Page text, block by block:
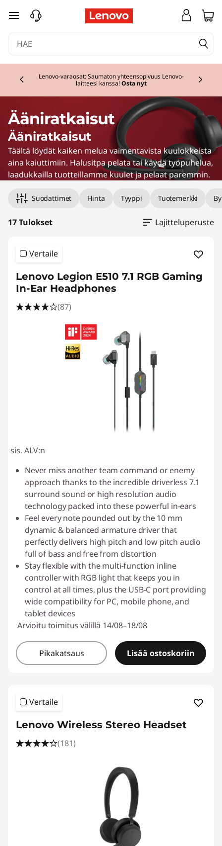
k
e
siirry pääsisältöön
Lenovo-varaosat: Saumaton yhteensopivuus Lenovo-
laitteesi kanssa!Osta nyt
Ääniratkaisut
Ääniratkaisut
Täältä löydät kaiken melua vaimentavista kuulokkeista
aina kaiuttimiin. Halusitpa pelata tai käydä työpuhelua,
laadukkailla tuotteillamme kuulet ja pelaat paremmin.
Suodattimet Hinta Tyyppi Tuotemerkki
17 Tulokset Lajitteluperuste
Vertaile
Lenovo Legion E510 7.1 RGB Gaming
In-Ear Headphones
(87)
sis. ALV:n
Never miss another team command or enemy
approach thanks to the incredible driverless 7.1
surround sound or high resolution audio
technology packed into these powerful in-ears
Feel every note pounded out by the 10 mm
dynamic & balanced armature driver that
perfectly delivers high pitch and low pitch audio
full of bass and free from distortion
Stay flexible with the multi-function inline
controller with RGB light that keeps you in
control at all times, plus the USB-C port providing
wide compatibility for PC, mobile phone, and
tablet devices
Arvioitu toimitus välillä 14/08–18/08
Pikakatsaus Lisää ostoskoriin
Vertaile
Lenovo Wireless Stereo Headset
(181)